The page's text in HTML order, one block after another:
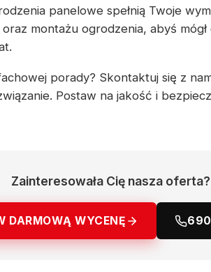
panelowe spełnią Twoje
montażu ogrodzenia, abyś mógł
porady? Skontaktuj się z
Postaw na jakość i
Zainteresowała Cię nasza oferta?
DARMOWĄ WYCENĘ